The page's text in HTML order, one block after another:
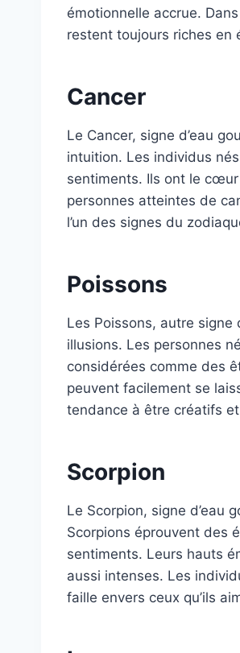
émotionnelle accrue.
restent toujours riches en
Cancer
Le Cancer, signe d’eau
intuition. Les individus
sentiments. Ils ont le
personnes atteintes de
l’un des signes du
Poissons
Les Poissons, autre signe
illusions. Les personnes
considérées comme des
peuvent facilement se
tendance à être créatifs
Scorpion
Le Scorpion, signe d’eau
Scorpions éprouvent des
sentiments. Leurs hauts
aussi intenses. Les
faille envers ceux qu’ils